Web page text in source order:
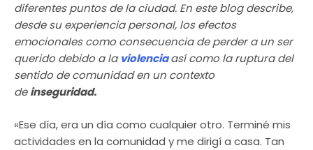
diferentes puntos de la ciudad. En este blog describe,
desde su experiencia personal, los efectos
emocionales como consecuencia de perder a un ser
querido debido a la violenciaasí como la ruptura del
sentido de comunidad en un contexto
deinseguridad.
«Ese día, era un día como cualquier otro. Terminé mis
actividades en la comunidad y me dirigí a casa. Tan